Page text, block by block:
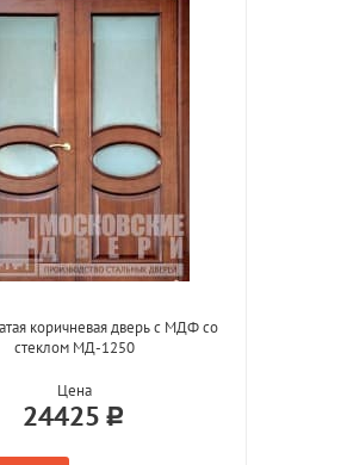
коричневая дверь с МДФ со
стеклом МД-1250
Цена
24425